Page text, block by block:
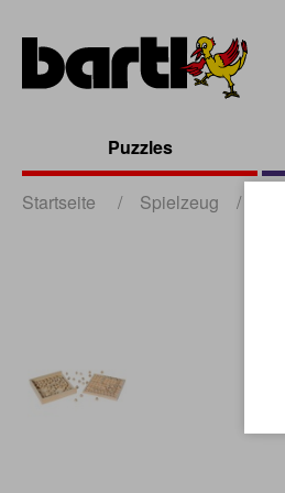
Puzzles
Startseite / Spielzeug /